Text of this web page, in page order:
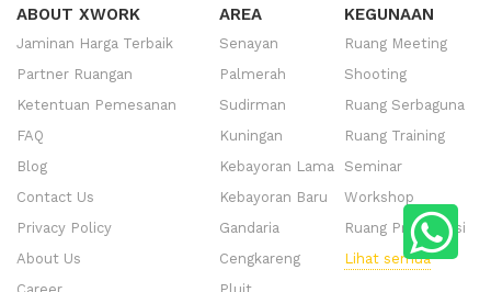
ABOUT XWORK
Jaminan Harga Terbaik
Partner Ruangan
Ketentuan Pemesanan
FAQ
Blog
Contact Us
Privacy Policy
About Us
AREA
Senayan
Palmerah
Sudirman
Kuningan
Kebayoran Lama
Kebayoran Baru
Gandaria
Cengkareng
KEGUNAAN
Ruang Meeting
Shooting
Ruang Serbaguna
Ruang Training
Seminar
Workshop
Ruang Presentasi
Lihat semua